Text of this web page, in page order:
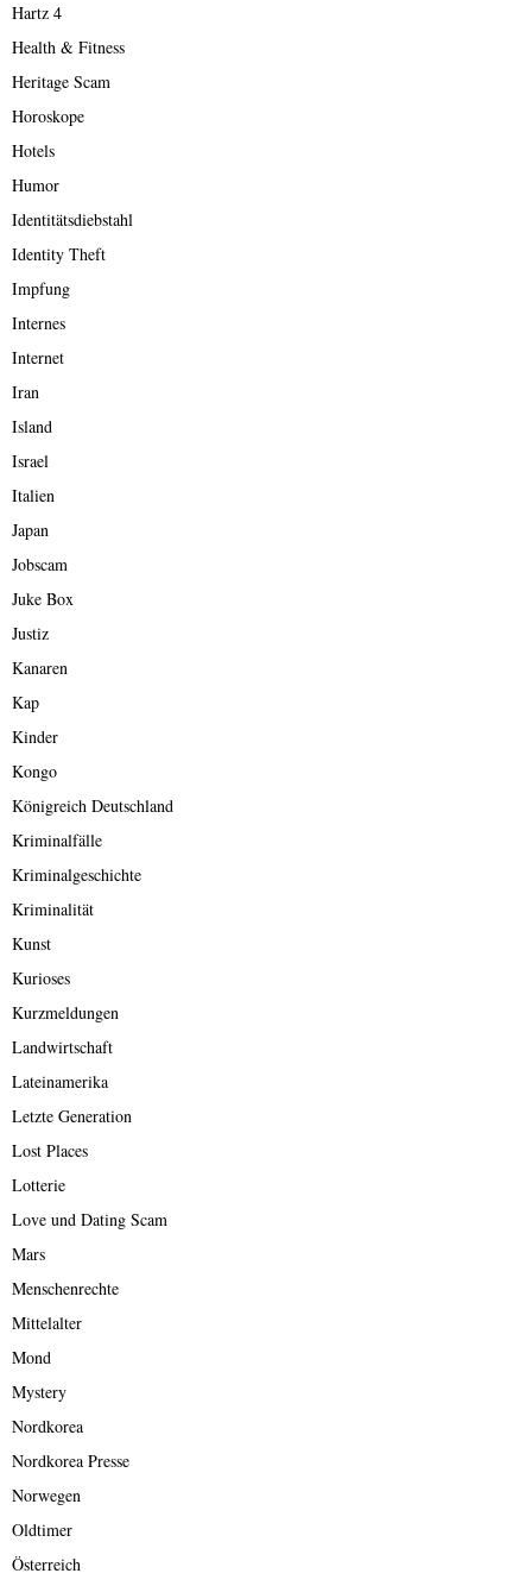
Hartz 4
Health & Fitness
Heritage Scam
Horoskope
Hotels
Humor
Identitätsdiebstahl
Identity Theft
Impfung
Internes
Internet
Iran
Island
Israel
Italien
Japan
Jobscam
Juke Box
Justiz
Kanaren
Kap
Kinder
Kongo
Königreich Deutschland
Kriminalfälle
Kriminalgeschichte
Kriminalität
Kunst
Kurioses
Kurzmeldungen
Landwirtschaft
Lateinamerika
Letzte Generation
Lost Places
Lotterie
Love und Dating Scam
Mars
Menschenrechte
Mittelalter
Mond
Mystery
Nordkorea
Nordkorea Presse
Norwegen
Oldtimer
Österreich